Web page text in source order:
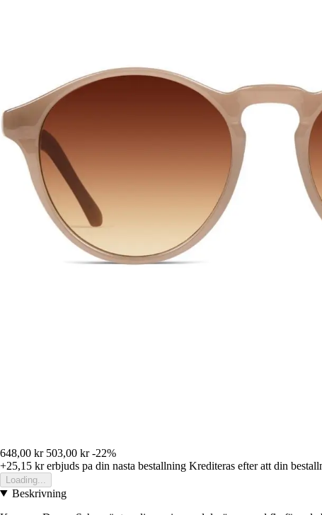
648,00 kr 503,00 kr -22%
+25,15 krerbjuds pa din nasta bestallning Krediteras efter att din
Loading...
Beskrivning